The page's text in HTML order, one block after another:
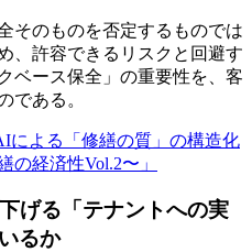
そのものを否定するものでは
、許容できるリスクと回避す
ベース保全」の重要性を、客
である。
による「修繕の質」の構造化
の経済性Vol.2〜」
げる「テナントへの実
るか